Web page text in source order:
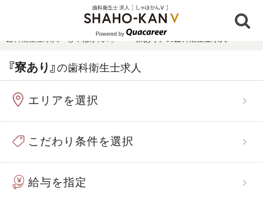
Powered by
歯科衛生士求人「しゃほかんV」 › 『寮あり』の歯科衛生士求人
『寮あり』の歯科衛生士求人
エリアを選択
こだわり条件を選択
給与を指定